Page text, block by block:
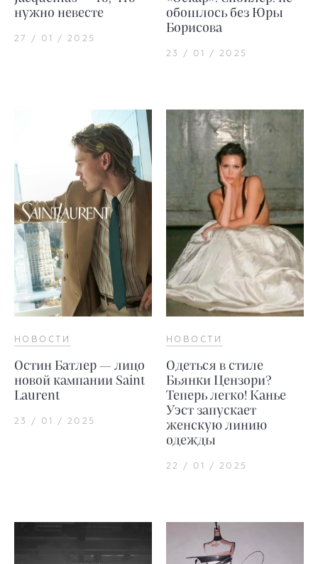
нужно невесте
27 / 01 / 2025
обошлось без Юры
Борисова
23 / 01 / 2025
НОВОСТИ
Остин Батлер — лицо
новой кампании Saint
Laurent
23 / 01 / 2025
НОВОСТИ
Одеться в стиле
Бьянки Цензори?
Теперь легко! Канье
Уэст запускает
женскую линию
одежды
22 / 01 / 2025